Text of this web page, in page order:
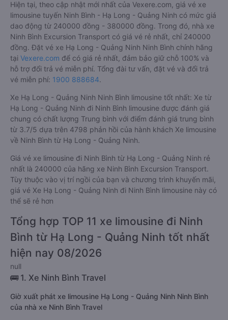
Hiện tại, theo cập nhật mới nhất của Vexere.com, giá vé xe
limousine tuyến Ninh Bình - Hạ Long - Quảng Ninh có mức giá
dao động từ 240000 đồng - 380000 đồng. Trong đó, nhà xe
Ninh Bình Excursion Transport có giá vé rẻ nhất, chỉ 240000
đồng. Đặt vé xe Hạ Long - Quảng Ninh Ninh Bình chính hãng
tại Vexere.com để có giá rẻ nhất, đảm bảo giữ chỗ 100% và
hỗ trợ đổi trả vé miễn phí. Tổng đài tư vấn, đặt vé và đổi trả
vé miễn phí: 1900 888684.
Xe Hạ Long - Quảng Ninh Ninh Bình limousine tốt nhất: Xe từ
Hạ Long - Quảng Ninh đi Ninh Bình limousine được đánh giá
chung có chất lượng Trung bình với điểm đánh giá trung bình
từ 3.7/5 dựa trên 4798 phản hồi của hành khách Xe limousine
về Ninh Bình từ Hạ Long - Quảng Ninh.
Giá vé xe limousine đi Ninh Bình từ Hạ Long - Quảng Ninh rẻ
nhất là 240000 của hãng xe Ninh Bình Excursion Transport.
Tùy thuộc vào vị trí ngồi của bạn và chương trình khuyến mãi,
giá vé Xe Hạ Long - Quảng Ninh đi Ninh Bình limousine này có
thể sẽ rẻ hơn
Tổng hợp TOP 11 xe limousine đi Ninh
Bình từ Hạ Long - Quảng Ninh tốt nhất
hiện nay 08/2026
null
🚌 1. Xe Ninh Bình Travel
Giờ xuất phát xe limousine Hạ Long - Quảng Ninh Ninh Bình
của nhà xe Ninh Bình Travel